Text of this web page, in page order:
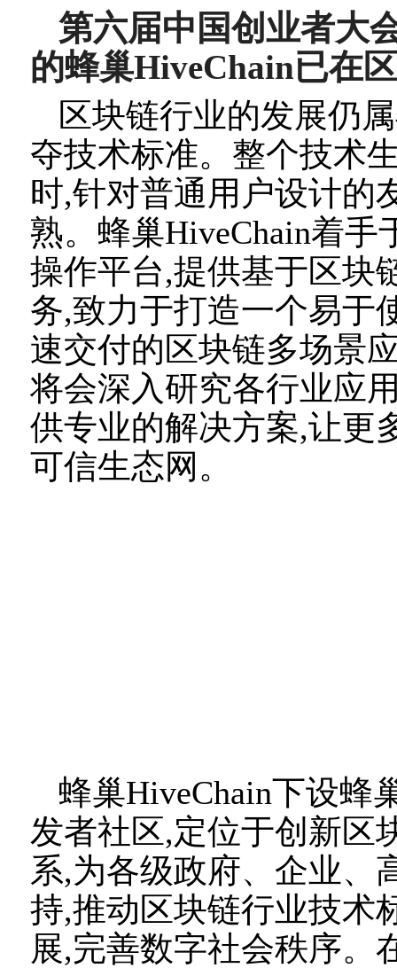
第六届中国创业者大
的蜂巢HiveChain已在
区块链行业的发展仍
夺技术标准。整个技术
时,针对普通用户设计的
熟。 蜂巢HiveChain着
操作平台,提供基于区块
务,致力于打造一个易于
速交付的区块链多场景
将会深入研究各行业应
供专业的解决方案,让更
可信生态网。
蜂巢HiveChain下设蜂
发者社区,定位于创新区
系,为各级政府、企业、
持,推动区块链行业技术
展,完善数字社会秩序。